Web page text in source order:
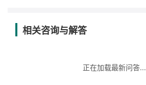
相关咨询与解答
正在加载最新问答...